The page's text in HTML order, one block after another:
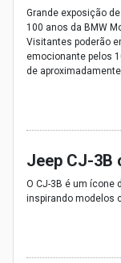
Grande exposição
100 anos da BMW
Visitantes poderão
emocionante pelos
de
Jeep CJ-3B
O CJ-3B é um ícone
inspirando modelos